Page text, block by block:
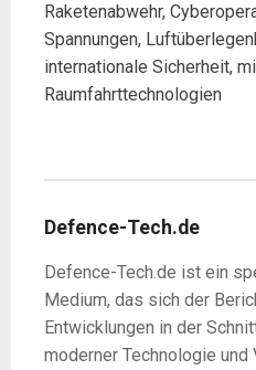
Raketenabwehr,
Spannungen,
internationale Sicherheit,
Raumfahrttechnologien
Defence-Tech.de
Defence-Tech.de ist ein
Medium, das sich der
Entwicklungen in der
moderner Technologie